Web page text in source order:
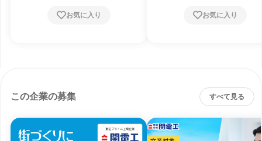
お気に入り お気に入り
この企業の募集 すべて見る